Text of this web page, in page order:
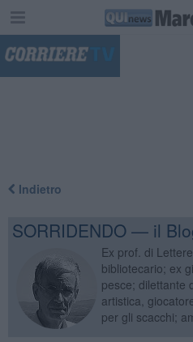
Indietro
SORRIDENDO — il
Ex prof. di
bibliotecario; ex
pesce; dilettante
artistica,
per gli scacchi;